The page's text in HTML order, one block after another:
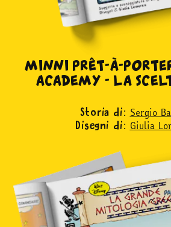
MINNI PRÊT-À-
ACADEMY - LA
Storia di: Sergio
Disegni di: Giulia